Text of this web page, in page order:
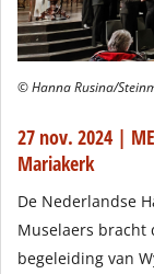
© Hanna Rusina/
27 nov. 2024 |
Mariakerk
De Nederlandse
Muselaers bracht
begeleiding van